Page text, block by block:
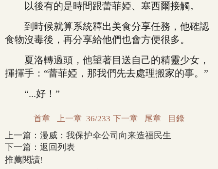
以後有的是時間跟蕾菲婭、塞西爾接觸。
到時候就算系統釋出美食分享任務，他確認
食物沒毒後，再分享給他們也會方便很多。
夏洛轉過頭，他望著目送自己的精靈少女，
揮揮手：“蕾菲婭，那我們先去處理搬家的事。”
“...好！”
首章 上一章 36/233 下一章 尾章 目錄
上一篇： 漫威：我保护伞公司向来造福民生
下一篇： 返回列表
推薦閱讀!